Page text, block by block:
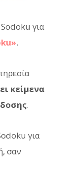
για
.
κείμενα
.
για
σαν